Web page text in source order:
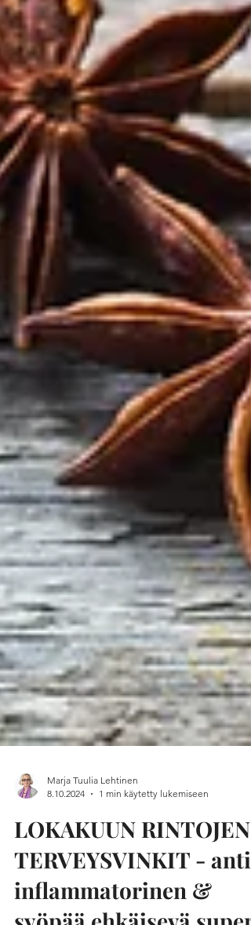
8.10.2024
1 min käytetty lukemiseen
LOKAKUUN RINTOJEN
TERVEYSVINKIT - anti-